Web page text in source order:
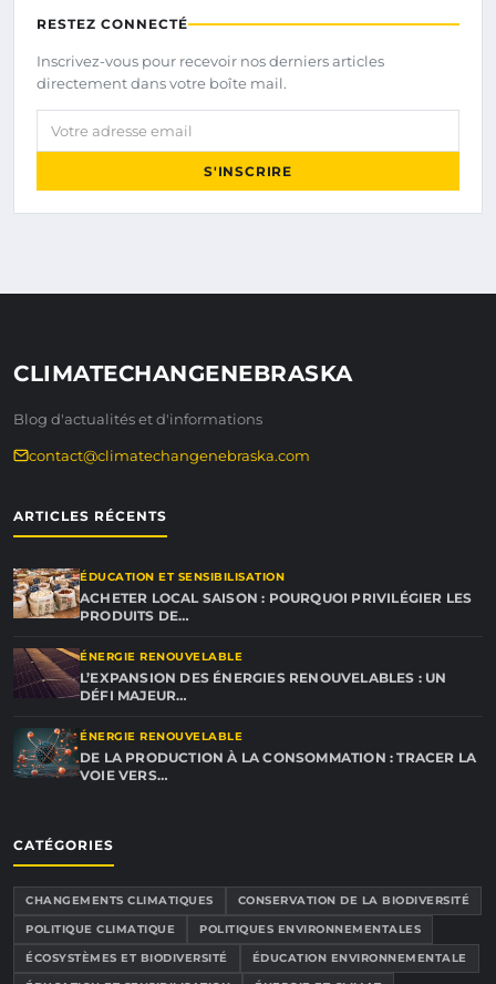
RESTEZ CONNECTÉ
Inscrivez-vous pour recevoir nos derniers articles
directement dans votre boîte mail.
Votre adresse email
S'INSCRIRE
CLIMATECHANGENEBRASKA
Blog d'actualités et d'informations
contact@climatechangenebraska.com
ARTICLES RÉCENTS
ÉDUCATION ET SENSIBILISATION
ACHETER LOCAL SAISON : POURQUOI PRIVILÉGIER LES
PRODUITS DE…
ÉNERGIE RENOUVELABLE
L’EXPANSION DES ÉNERGIES RENOUVELABLES : UN
DÉFI MAJEUR…
ÉNERGIE RENOUVELABLE
DE LA PRODUCTION À LA CONSOMMATION : TRACER LA
VOIE VERS…
CATÉGORIES
CHANGEMENTS CLIMATIQUES
CONSERVATION DE LA BIODIVERSITÉ
POLITIQUE CLIMATIQUE
POLITIQUES ENVIRONNEMENTALES
ÉCOSYSTÈMES ET BIODIVERSITÉ
ÉDUCATION ENVIRONNEMENTALE